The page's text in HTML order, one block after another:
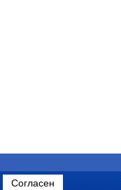
Согласен